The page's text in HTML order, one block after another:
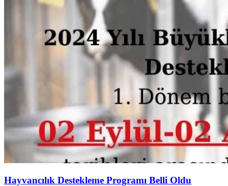
Hayvancılık Destekleme Programı Belli Oldu